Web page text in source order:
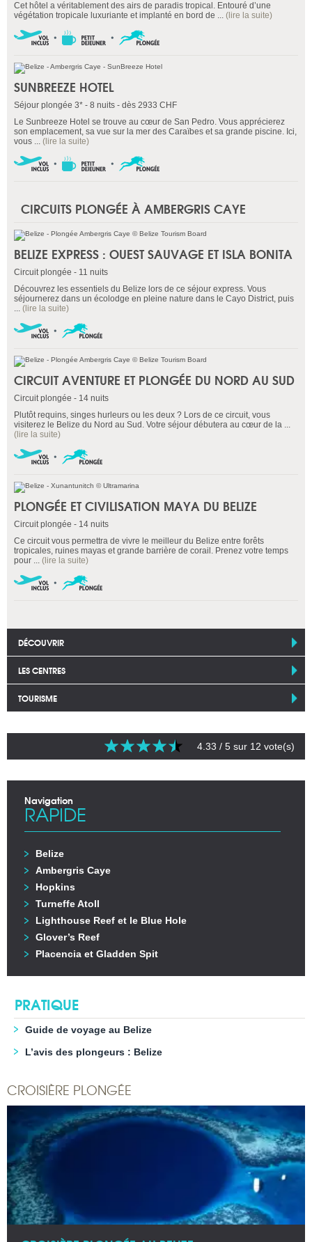
Cet hôtel a véritablement des airs de paradis tropical. Entouré d’une
végétation tropicale luxuriante et implanté en bord de ... (lire la suite)
SUNBREEZE HOTEL
Séjour plongée 3* - 8 nuits - dès 2933 CHF
Le Sunbreeze Hotel se trouve au cœur de San Pedro. Vous apprécierez
son emplacement, sa vue sur la mer des Caraïbes et sa grande piscine. Ici,
vous ... (lire la suite)
CIRCUITS PLONGÉE À AMBERGRIS CAYE
BELIZE EXPRESS : OUEST SAUVAGE ET ISLA BONITA
Circuit plongée - 11 nuits
Découvrez les essentiels du Belize lors de ce séjour express. Vous
séjournerez dans un écolodge en pleine nature dans le Cayo District, puis
... (lire la suite)
CIRCUIT AVENTURE ET PLONGÉE DU NORD AU SUD
Circuit plongée - 14 nuits
Plutôt requins, singes hurleurs ou les deux ? Lors de ce circuit, vous
visiterez le Belize du Nord au Sud. Votre séjour débutera au cœur de la ...
(lire la suite)
PLONGÉE ET CIVILISATION MAYA DU BELIZE
Circuit plongée - 14 nuits
Ce circuit vous permettra de vivre le meilleur du Belize entre forêts
tropicales, ruines mayas et grande barrière de corail. Prenez votre temps
pour ... (lire la suite)
DÉCOUVRIR
LES CENTRES
TOURISME
4.33 / 5 sur 12 vote(s)
Navigation
RAPIDE
Belize
Ambergris Caye
Hopkins
Turneffe Atoll
Lighthouse Reef et le Blue Hole
Glover’s Reef
Placencia et Gladden Spit
PRATIQUE
Guide de voyage au Belize
L’avis des plongeurs : Belize
CROISIÈRE PLONGÉE